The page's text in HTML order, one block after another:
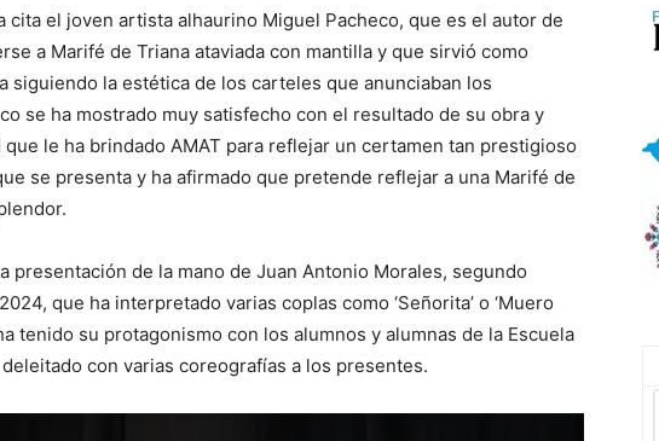
cita el joven artista alhaurino Miguel Pacheco, que es el autor de
a Marifé de Triana ataviada con mantilla y que sirvió como
siguiendo la estética de los carteles que anunciaban los
se ha mostrado muy satisfecho con el resultado de su obra y
le ha brindado AMAT para reflejar un certamen tan prestigioso
se presenta y ha afirmado que pretende reflejar a una Marifé de
presentación de la mano de Juan Antonio Morales, segundo
que ha interpretado varias coplas como ‘Señorita’ o ‘Muero
tenido su protagonismo con los alumnos y alumnas de la Escuela
con varias coreografías a los presentes.